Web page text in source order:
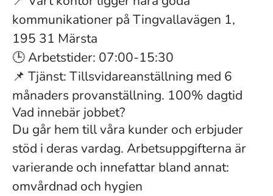
kommunikationer på Tingvallavägen 1,
195 31 Märsta
🕒 Arbetstider: 07:00-15:30
📌 Tjänst: Tillsvidareanställning med 6
månaders provanställning. 100% dagtid
Vad innebär jobbet?
Du går hem till våra kunder och erbjuder
stöd i deras vardag. Arbetsuppgifterna är
varierande och innefattar bland annat:
omvårdnad och hygien